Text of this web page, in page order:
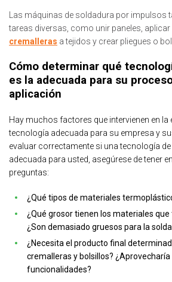
Las máquinas de soldadura por impulsos
tareas diversas, como unir paneles,
cremalleras a tejidos y crear pliegues o
Cómo determinar qué
es la adecuada para su
aplicación
Hay muchos factores que intervienen en la
tecnología adecuada para su empresa y
evaluar correctamente si una tecnología
adecuada para usted, asegúrese de tener
preguntas:
¿Qué tipos de materiales
¿Qué grosor tienen los materiales
¿Son demasiado gruesos para la
¿Necesita el producto final
cremalleras y bolsillos?
funcionalidades?